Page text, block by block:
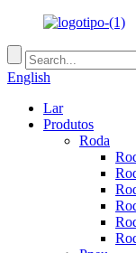
English
Lar
Produtos
Roda